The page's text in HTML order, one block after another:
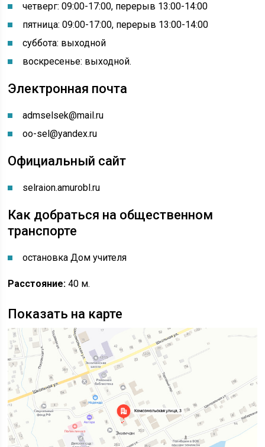
четверг: 09:00-17:00, перерыв 13:00-14:00
пятница: 09:00-17:00, перерыв 13:00-14:00
суббота: выходной
воскресенье: выходной.
Электронная почта
admselsek@mail.ru
oo-sel@yandex.ru
Официальный сайт
selraion.amurobl.ru
Как добраться на общественном
транспорте
остановка Дом учителя
Расстояние: 40 м.
Показать на карте